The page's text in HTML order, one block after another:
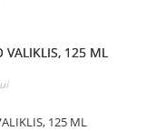
125 ML